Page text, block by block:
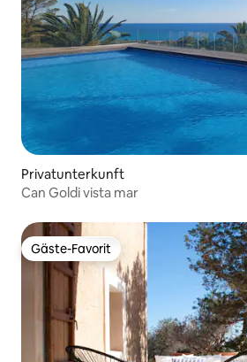
Privatunterkunft
Can Goldi vista mar
Gäste-Favorit
Gäste-Favorit